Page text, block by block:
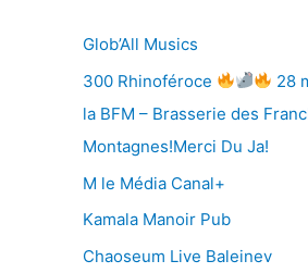
:
Glob’All Musics
300 Rhinoféroce
28
la BFM – Brasserie des
Montagnes!Merci Du Ja!
M le Média Canal+
Kamala Manoir Pub
Chaoseum Live Baleinev